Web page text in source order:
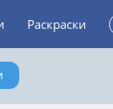
Раскраски